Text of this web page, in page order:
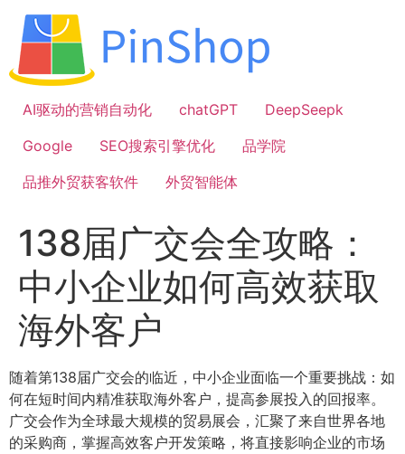
容
AI驱动的营销自动化
chatGPT
DeepSeepk
Google
SEO搜索引擎优化
品学院
品推外贸获客软件
外贸智能体
138届广交会全攻略：
中小企业如何高效获取
海外客户
随着第138届广交会的临近，中小企业面临一个重要挑战：如
何在短时间内精准获取海外客户，提高参展投入的回报率。
广交会作为全球最大规模的贸易展会，汇聚了来自世界各地
的采购商，掌握高效客户开发策略，将直接影响企业的市场